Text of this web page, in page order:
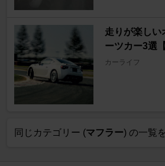
走りが楽しい
ーツカー3選
カーライフ
同じカテゴリー (マフラー) の一覧